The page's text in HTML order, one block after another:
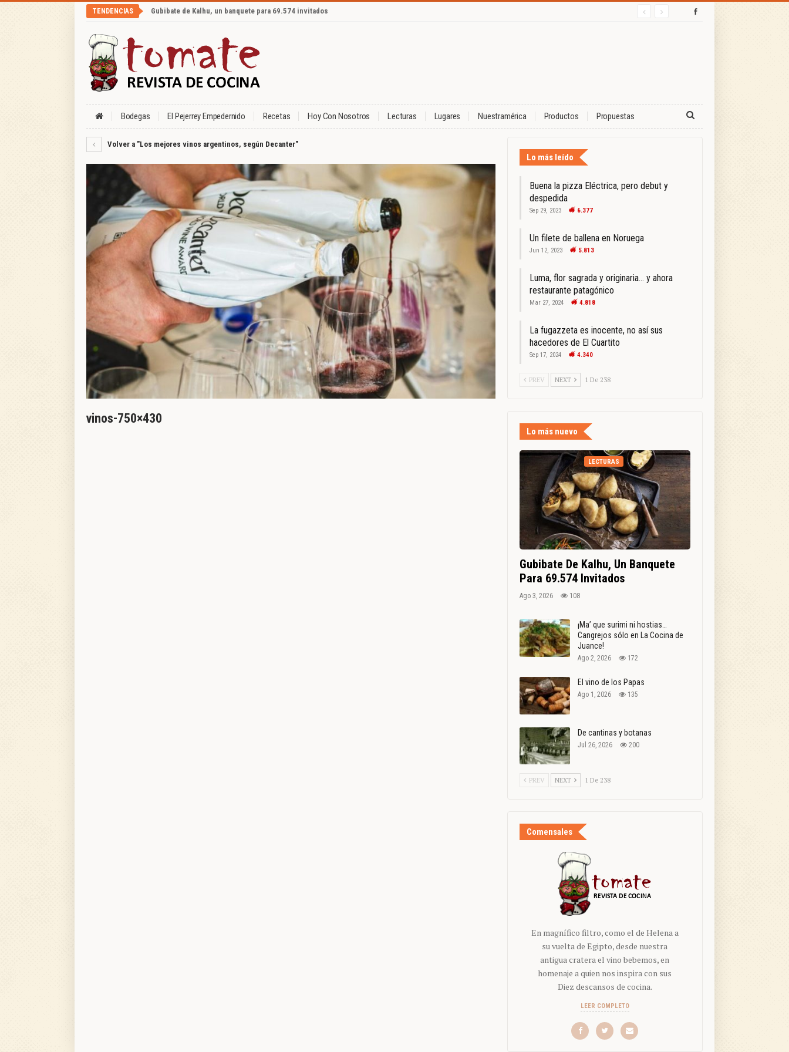
TENDENCIAS Gubibate de Kalhu, un banquete para 69.574 invitados
Bodegas El Pejerrey Empedernido Recetas Hoy Con Nosotros Lecturas Lugares Nuestramérica Productos Propuestas
Volver a "Los mejores vinos argentinos, según Decanter"
vinos-750×430
Lo más leído
Buena la pizza Eléctrica, pero debut y
despedida
Sep 29, 2023 6.377
Un filete de ballena en Noruega
Jun 12, 2023 5.813
Luma, flor sagrada y originaria… y ahora
restaurante patagónico
Mar 27, 2024 4.818
La fugazzeta es inocente, no así sus
hacedores de El Cuartito
Sep 17, 2024 4.340
PREV NEXT 1 De 238
Lo más nuevo
LECTURAS
Gubibate De Kalhu, Un Banquete
Para 69.574 Invitados
Ago 3, 2026 108
¡Ma’ que surimi ni hostias…
Cangrejos sólo en La Cocina de
Juance!
Ago 2, 2026 172
El vino de los Papas
Ago 1, 2026 135
De cantinas y botanas
Jul 26, 2026 200
PREV NEXT 1 De 238
Comensales
En magnífico filtro, como el de Helena a
su vuelta de Egipto, desde nuestra
antigua cratera el vino bebemos, en
homenaje a quien nos inspira con sus
Diez descansos de cocina.
LEER COMPLETO